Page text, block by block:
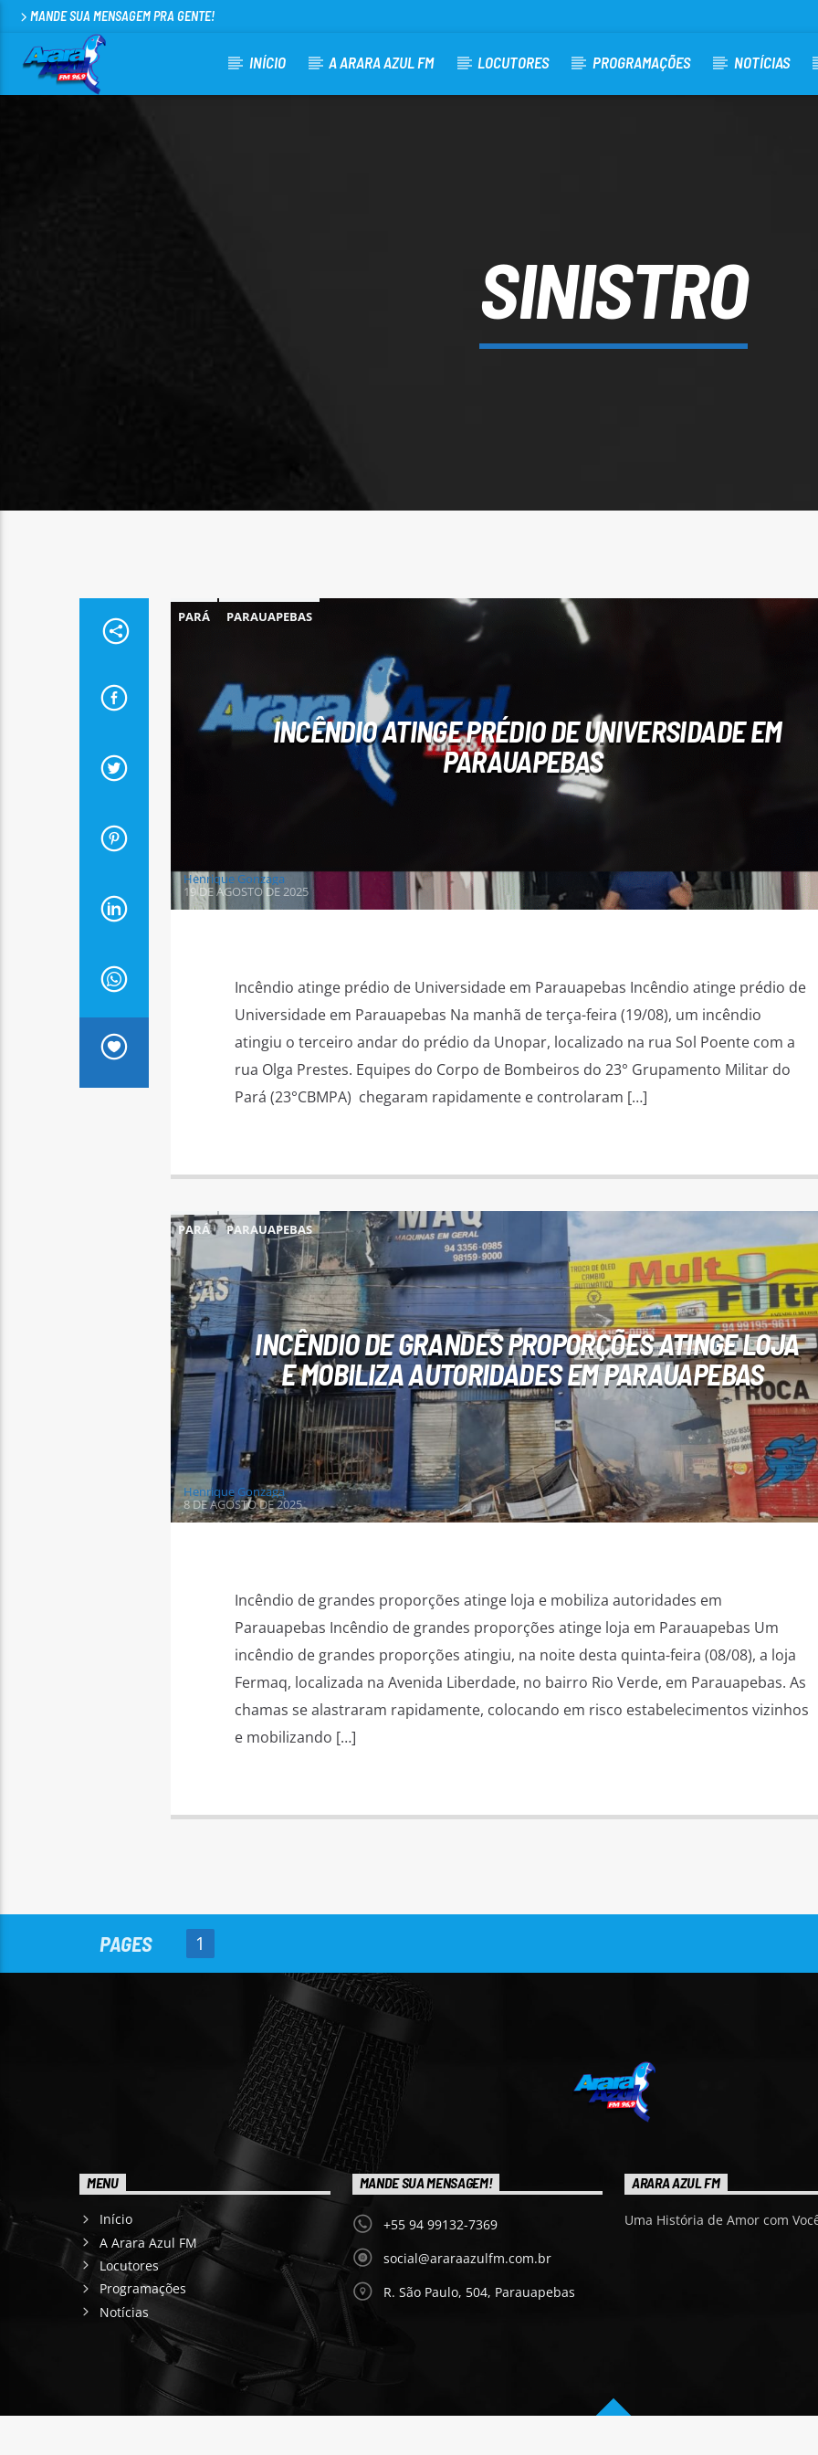
MANDE SUA MENSAGEM PRA GENTE!
INÍCIO A ARARA AZUL FM LOCUTORES PROGRAMAÇÕES NOTÍCIAS
SINISTRO
PARÁ PARAUAPEBAS
INCÊNDIO ATINGE PRÉDIO DE UNIVERSIDADE EM
PARAUAPEBAS
Henrique Gonzaga
19 DE AGOSTO DE 2025
Incêndio atinge prédio de Universidade em Parauapebas Incêndio atinge prédio de
Universidade em Parauapebas Na manhã de terça-feira (19/08), um incêndio
atingiu o terceiro andar do prédio da Unopar, localizado na rua Sol Poente com a
rua Olga Prestes. Equipes do Corpo de Bombeiros do 23° Grupamento Militar do
Pará (23°CBMPA) chegaram rapidamente e controlaram […]
PARÁ PARAUAPEBAS
INCÊNDIO DE GRANDES PROPORÇÕES ATINGE LOJA
E MOBILIZA AUTORIDADES EM PARAUAPEBAS
Henrique Gonzaga
8 DE AGOSTO DE 2025
Incêndio de grandes proporções atinge loja e mobiliza autoridades em
Parauapebas Incêndio de grandes proporções atinge loja em Parauapebas Um
incêndio de grandes proporções atingiu, na noite desta quinta-feira (08/08), a loja
Fermaq, localizada na Avenida Liberdade, no bairro Rio Verde, em Parauapebas. As
chamas se alastraram rapidamente, colocando em risco estabelecimentos vizinhos
e mobilizando […]
PAGES 1
MENU
Início
A Arara Azul FM
Locutores
Programações
Notícias
MANDE SUA MENSAGEM!
+55 94 99132-7369
social@araraazulfm.com.br
R. São Paulo, 504, Parauapebas
ARARA AZUL FM
Uma História de Amor com